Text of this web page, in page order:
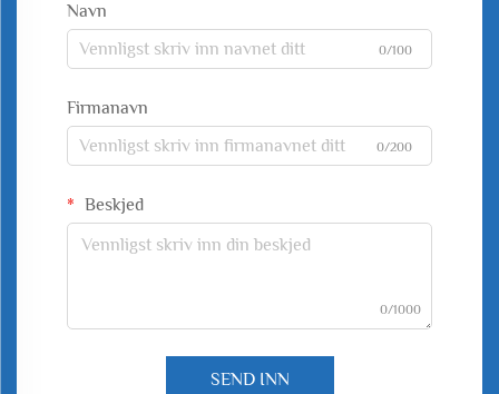
Navn
0/100
Firmanavn
0/200
Beskjed
0/1000
SEND INN